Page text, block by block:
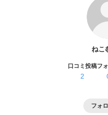
ねこ
口コミ投稿
2
フ
フォ